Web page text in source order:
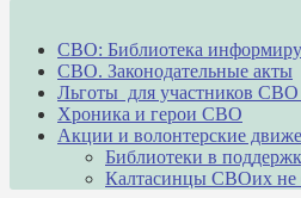
СВО: Библиотека
СВО. Законодательные акты
Льготы для участников СВО
Хроника и герои СВО
Акции и волонтерские
Библиотеки в
Калтасинцы СВОих не